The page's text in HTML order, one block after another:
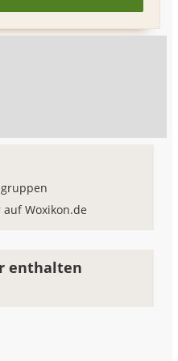
auf Woxikon.de
enthalten